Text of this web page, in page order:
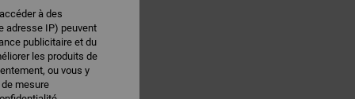
Storm Blue
à des
adresse IP) peuvent
publicitaire et du
les produits de
ou vous y
mesure